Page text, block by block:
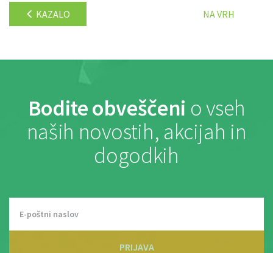
KAZALO NA VRH
Bodite obveščeni o vseh
naših novostih, akcijah in
dogodkih
PRIJAVA